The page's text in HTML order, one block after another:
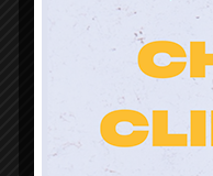
L’Atelier de Guillaume
1 Lieu Dit Sur Les Prés